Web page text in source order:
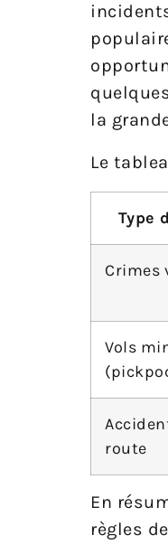
la
Le
Type
Crimes
Vols
route
En
règles